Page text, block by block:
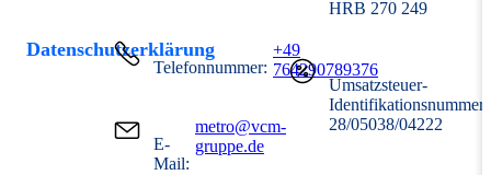
Datenschutzerklärung
Telefonnummer:
+49
764290789376
E-
Mail:
metro@vcm-
gruppe.de
HRB 270 249
Umsatzsteuer-
Identifikationsnummer
28/05038/04222